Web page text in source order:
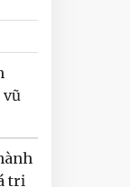
vũ
trị